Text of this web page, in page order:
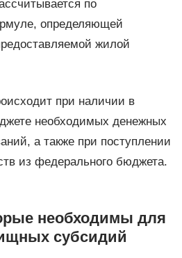
по
определяющей
жилой
при наличии в
необходимых денежных
а также при поступлении
из федерального бюджета.
необходимы для
субсидий